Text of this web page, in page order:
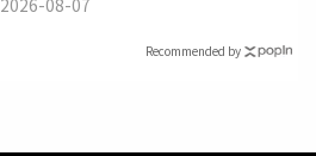
2026-08-07
Recommended by